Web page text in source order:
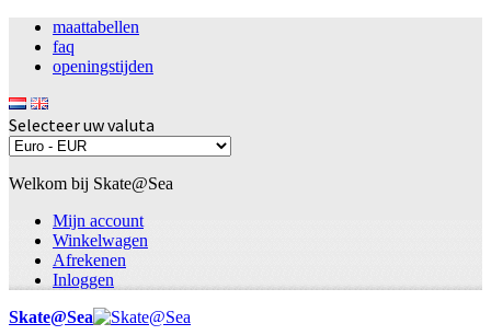
maattabellen
faq
openingstijden
Selecteer uw valuta
Welkom bij Skate@Sea
Mijn account
Winkelwagen
Afrekenen
Inloggen
Skate@Sea